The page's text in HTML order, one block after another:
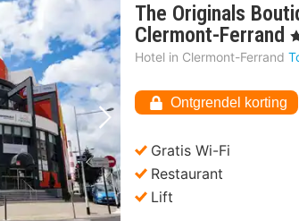
Volgende foto
The Originals
Clermont-Ferrand
€
,
Hotel in Clermont-Ferrand
Ontgrendel korting
Gratis Wi-Fi
Restaurant
Lift